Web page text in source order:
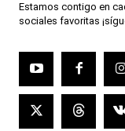
Estamos contigo en
sociales favoritas